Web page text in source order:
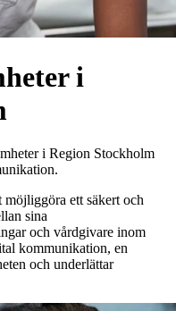
i
i Region Stockholm
ett säkert och
sina
och vårdgivare inom
kommunikation, en
och underlättar